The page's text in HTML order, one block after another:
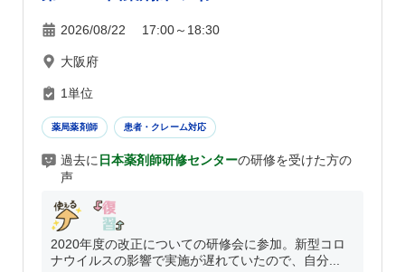
2026/08/22 17:00～18:30
大阪府
1単位
薬局薬剤師 患者・クレーム対応
過去に 日本薬剤師研修センターの研修を受けた方の
声
2020年度の改正についての研修会に参加。新型コロ
ナウイルスの影響で実施が遅れていたので、自分...